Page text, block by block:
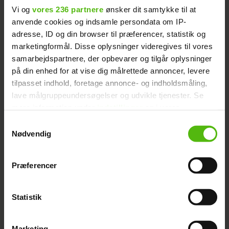
Vi og vores 236 partnere ønsker dit samtykke til at
anvende cookies og indsamle persondata om IP-
adresse, ID og din browser til præferencer, statistik og
marketingformål. Disse oplysninger videregives til vores
samarbejdspartnere, der opbevarer og tilgår oplysninger
på din enhed for at vise dig målrettede annoncer, levere
tilpasset indhold, foretage annonce- og indholdsmåling,
lave målgruppeundersøgelser og udvikle tjenester. Se
tilbage eller ændre indstillinger fra vores
"Cookiedeklaration", eller ved at trykke på "Privacy
Vi ønsker dit samtykke til at indsamle og bruge data for
Nødvendig
Præferencer
Statistik
I 2015 indtog Amalie 'Paradise Hotel' (Foto: TV3)
Læs også:
Husker du Banditten fra
‘Kongerne’? Sådan ser han ud efter